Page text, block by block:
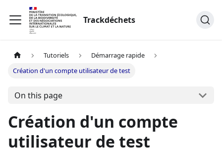
Trackdéchets
Tutoriels
Démarrage rapide
Création d'un compte utilisateur de test
On this page
Création d'un compte
utilisateur de test